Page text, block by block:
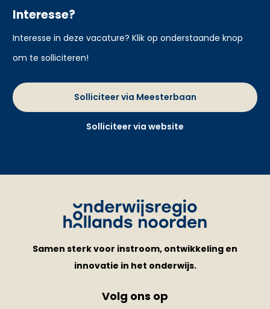
Interesse?
Interesse in deze vacature? Klik op onderstaande knop
om te solliciteren!
Solliciteer via Meesterbaan
Solliciteer via website
Samen sterk voor instroom, ontwikkeling en
innovatie in het onderwijs.
Volg ons op